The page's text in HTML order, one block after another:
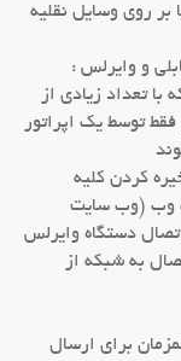
روی وسایل نقلیه
و وایرلس :
با تعداد زیادی از
توسط یک اپراتور
کردن کلیه
وب (وب سایت
دستگاه وایرلس
به شبکه از
بلوتوث تا 42 ارتباط همزمان برای ارسال